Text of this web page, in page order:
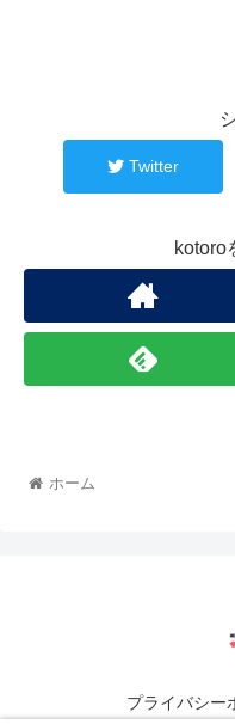
Twitter
kotoro
ホーム
プライバシ